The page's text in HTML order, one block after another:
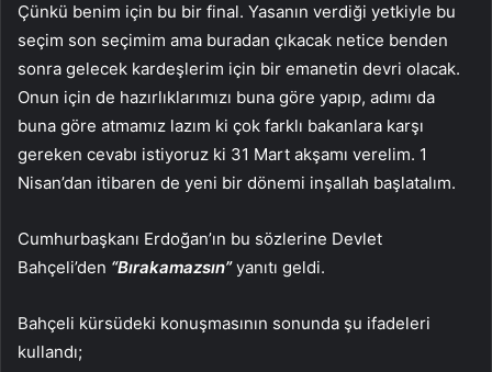
Çünkü benim için bu bir final. Yasanın verdiği yetkiyle bu
seçim son seçimim ama buradan çıkacak netice benden
sonra gelecek kardeşlerim için bir emanetin devri olacak.
Onun için de hazırlıklarımızı buna göre yapıp, adımı da
buna göre atmamız lazım ki çok farklı bakanlara karşı
gereken cevabı istiyoruz ki 31 Mart akşamı verelim. 1
Nisan’dan itibaren de yeni bir dönemi inşallah başlatalım.
Cumhurbaşkanı Erdoğan’ın bu sözlerine Devlet
Bahçeli’den “Bırakamazsın”yanıtı geldi.
Bahçeli kürsüdeki konuşmasının sonunda şu ifadeleri
kullandı;